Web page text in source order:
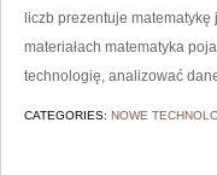
liczb prezentuje
materiałach matematyka
technologię, analizować
CATEGORIES: NOWE